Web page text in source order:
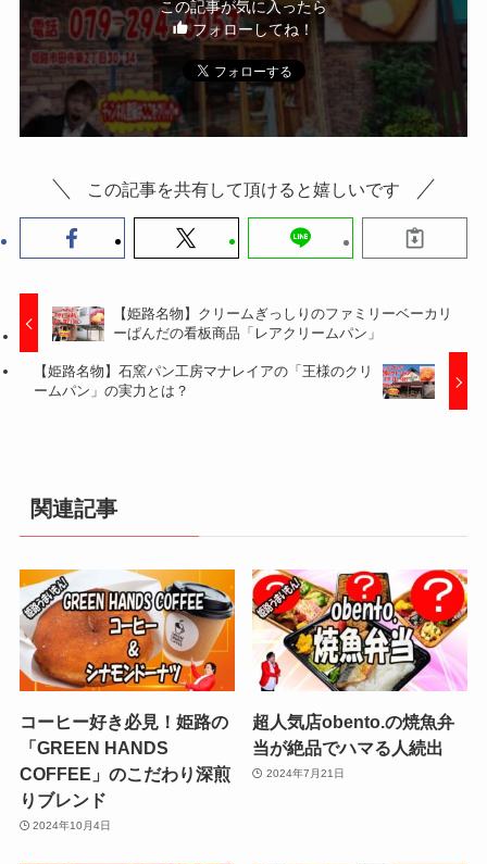
この記事が気に入ったら
フォローしてね！
この記事を共有して頂けると嬉しいです
【姫路名物】クリームぎっしりのファミリーベーカリ
ーぱんだの看板商品「レアクリームパン」
【姫路名物】石窯パン工房マナレイアの「王様のクリ
ームパン」の実力とは？
関連記事
コーヒー好き必見！姫路の
「GREEN HANDS
COFFEE」のこだわり深煎
りブレンド
2024年10月4日
超人気店obento.の焼魚弁
当が絶品でハマる人続出
2024年7月21日